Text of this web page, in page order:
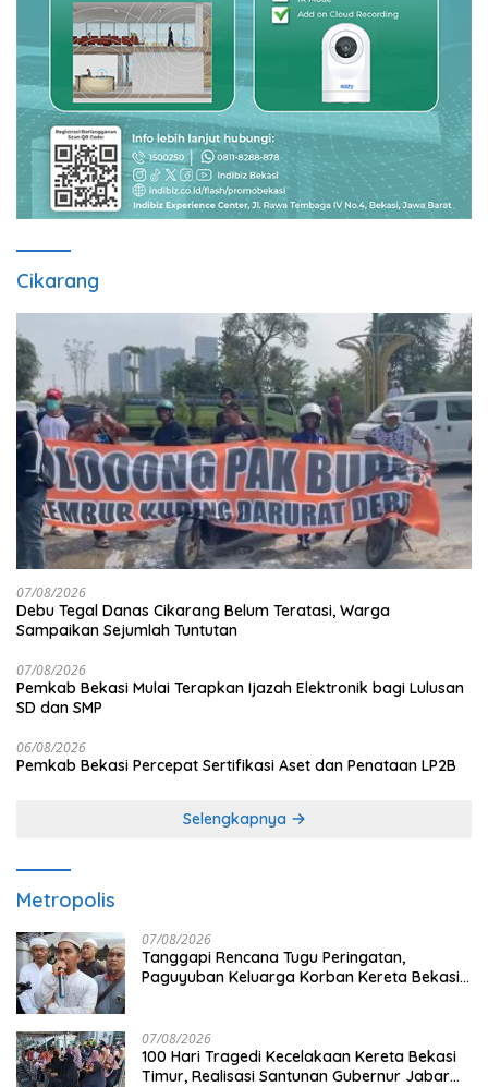
Cikarang
07/08/2026
Debu Tegal Danas Cikarang Belum Teratasi, Warga
Sampaikan Sejumlah Tuntutan
07/08/2026
Pemkab Bekasi Mulai Terapkan Ijazah Elektronik bagi Lulusan
SD dan SMP
06/08/2026
Pemkab Bekasi Percepat Sertifikasi Aset dan Penataan LP2B
Selengkapnya
Metropolis
07/08/2026
Tanggapi Rencana Tugu Peringatan,
Paguyuban Keluarga Korban Kereta Bekasi
07/08/2026
100 Hari Tragedi Kecelakaan Kereta Bekasi
Timur, Realisasi Santunan Gubernur Jabar